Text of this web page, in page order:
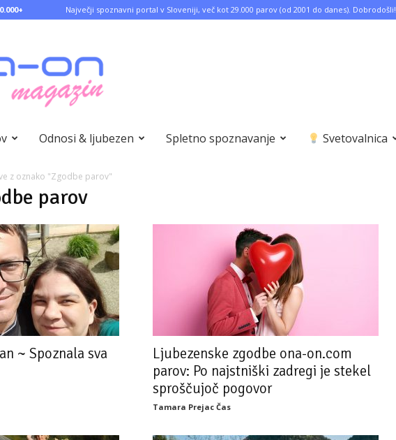
Največji spoznavni portal v Sloveniji, več kot 29.000 parov (od 2001 do danes). Dobrodošli!
Odnosi & ljubezen Spletno spoznavanje Svetovalnica
z oznako "Zgodbe parov"
parov
~ Spoznala sva
Ljubezenske zgodbe ona-on.com
parov: Po najstniški zadregi je stekel
sproščujoč pogovor
Tamara Prejac Čas